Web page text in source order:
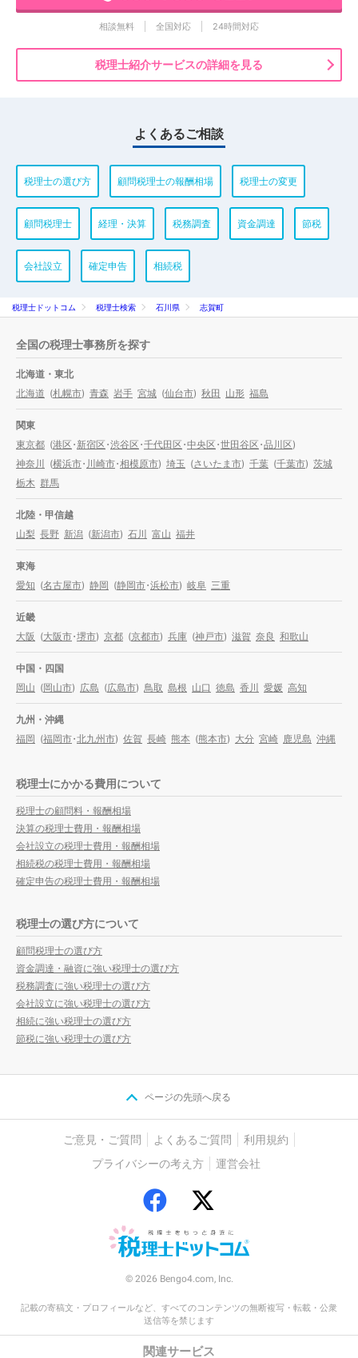
相談無料 全国対応 24時間対応
税理士紹介サービスの詳細を見る
よくあるご相談
税理士の選び方 顧問税理士の報酬相場 税理士の変更
顧問税理士 経理・決算 税務調査 資金調達 節税
会社設立 確定申告 相続税
税理士ドットコム 税理士検索 石川県 志賀町
全国の税理士事務所を探す
北海道・東北
北海道 (札幌市) 青森 岩手 宮城 (仙台市) 秋田 山形 福島
関東
東京都 (港区・新宿区・渋谷区・千代田区・中央区・世田谷区・品川区)
神奈川
(横浜市・川崎市・相模原市) 埼玉 (さいたま市) 千葉 (千葉市) 茨城
栃木 群馬
北陸・甲信越
山梨 長野 新潟 (新潟市) 石川 富山 福井
東海
愛知 (名古屋市) 静岡 (静岡市・浜松市) 岐阜 三重
近畿
大阪 (大阪市・堺市) 京都 (京都市) 兵庫 (神戸市) 滋賀 奈良 和歌山
中国・四国
岡山 (岡山市) 広島 (広島市) 鳥取 島根 山口 徳島 香川 愛媛 高知
九州・沖縄
福岡 (福岡市・北九州市) 佐賀 長崎 熊本 (熊本市) 大分 宮崎 鹿児島 沖縄
税理士にかかる費用について
税理士の顧問料・報酬相場
決算の税理士費用・報酬相場
会社設立の税理士費用・報酬相場
相続税の税理士費用・報酬相場
確定申告の税理士費用・報酬相場
税理士の選び方について
顧問税理士の選び方
資金調達・融資に強い税理士の選び方
税務調査に強い税理士の選び方
会社設立に強い税理士の選び方
相続に強い税理士の選び方
節税に強い税理士の選び方
ページの先頭へ戻る
ご意見・ご質問 よくあるご質問
利用規約
プライバシーの考え方
運営会社
© 2026 Bengo4.com, Inc.
記載の寄稿文・プロフィールなど、すべてのコンテンツの無断複写・転載・公衆
送信等を禁じます
関連サービス